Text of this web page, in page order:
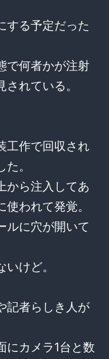
する予定だった
で何者かが注射
れている。
工作で回収され
。
から注入してあ
われて発覚。
ルに穴が開いて
けど。
記者らしき人が
にカメラ1台と数